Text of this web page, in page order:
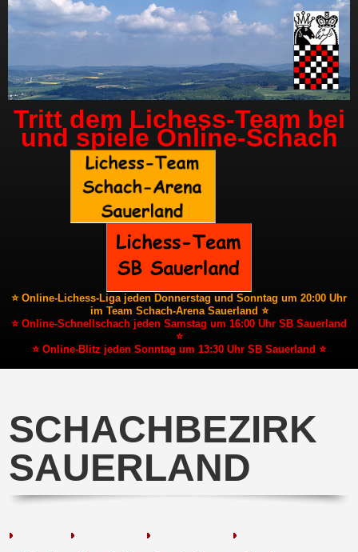
Tritt dem Lichess-Team bei
und spiele Online-Schach
⭐ Online-Lichess-Liga jeden Donnerstag und Sonntag um 20:00 Uhr
im Team Schach-Arena Sauerland ⭐
⭐ Online-Schnellschach jeden Samstag um 16:00 Uhr SB Sauerland
⭐
⭐ Online-Blitz jeden Sonntag um 13:30 Uhr SB Sauerland ⭐
SCHACHBEZIRK
SAUERLAND